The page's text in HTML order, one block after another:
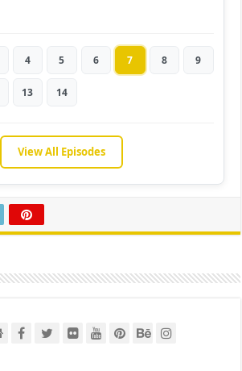
4 5 6 7 8 9
13 14
View All Episodes